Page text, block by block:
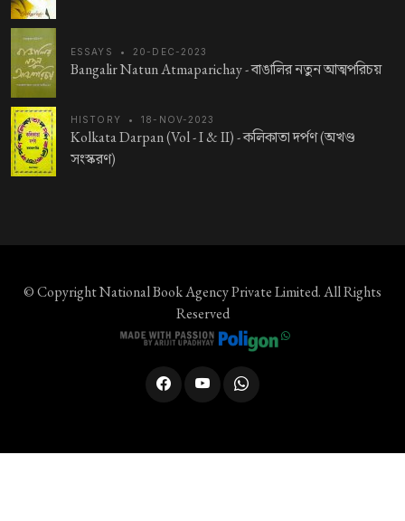
ESSAYS • 20-DEC-2023
Bangalir Natun Atmaparichay -বাঙালির নতুন আত্মপরিচয়
HISTORY • 18-NOV-2023
Kolkata Darpan (Vol - I & II) -কলিকাতা দর্পণ (অখণ্ড
সংস্করণ)
© CopyrightNational Book Agency Private Limited. All Rights
Reserved